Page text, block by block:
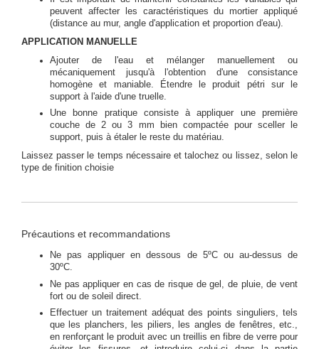
peuvent affecter les caractéristiques du mortier appliqué
(distance au mur, angle d'application et proportion d'eau).
APPLICATION MANUELLE
Ajouter de l'eau et mélanger manuellement ou
mécaniquement jusqu'à l'obtention d'une consistance
homogène et maniable. Étendre le produit pétri sur le
support à l'aide d'une truelle.
Une bonne pratique consiste à appliquer une première
couche de 2 ou 3 mm bien compactée pour sceller le
support, puis à étaler le reste du matériau.
Laissez passer le temps nécessaire et talochez ou lissez, selon le
type de finition choisie
Précautions et recommandations
Ne pas appliquer en dessous de 5ºC ou au-dessus de
30ºC.
Ne pas appliquer en cas de risque de gel, de pluie, de vent
fort ou de soleil direct.
Effectuer un traitement adéquat des points singuliers, tels
que les planchers, les piliers, les angles de fenêtres, etc.,
en renforçant le produit avec un treillis en fibre de verre pour